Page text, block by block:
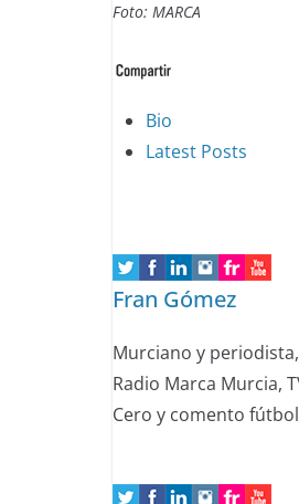
Foto: MARCA
The
following
content
below.
Bio
Latest Posts
Fran Gómez
Murciano y
Radio Marca Murcia,
Cero y comento